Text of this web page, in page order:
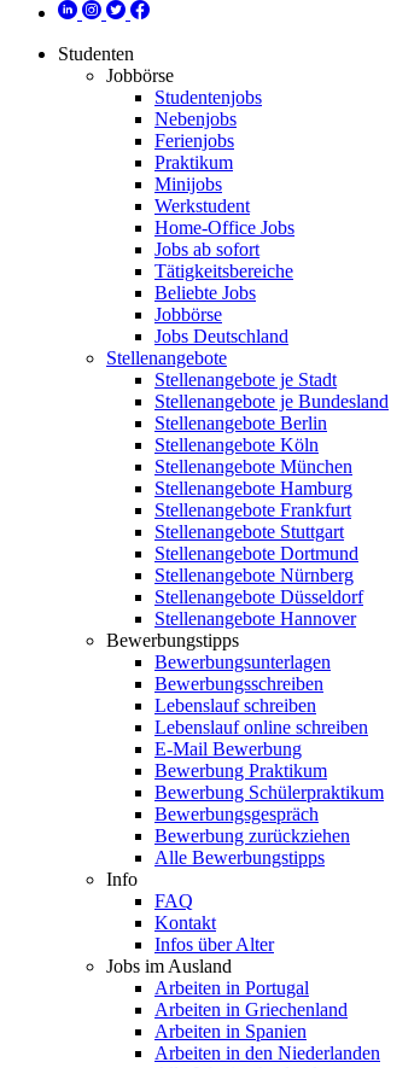
Studenten
Jobbörse
Studentenjobs
Nebenjobs
Ferienjobs
Praktikum
Minijobs
Werkstudent
Home-Office Jobs
Jobs ab sofort
Tätigkeitsbereiche
Beliebte Jobs
Jobbörse
Jobs Deutschland
Stellenangebote
Stellenangebote je Stadt
Stellenangebote je Bundesland
Stellenangebote Berlin
Stellenangebote Köln
Stellenangebote München
Stellenangebote Hamburg
Stellenangebote Frankfurt
Stellenangebote Stuttgart
Stellenangebote Dortmund
Stellenangebote Nürnberg
Stellenangebote Düsseldorf
Stellenangebote Hannover
Bewerbungstipps
Bewerbungsunterlagen
Bewerbungsschreiben
Lebenslauf schreiben
Lebenslauf online schreiben
E-Mail Bewerbung
Bewerbung Praktikum
Bewerbung Schülerpraktikum
Bewerbungsgespräch
Bewerbung zurückziehen
Alle Bewerbungstipps
Info
FAQ
Kontakt
Infos über Alter
Jobs im Ausland
Arbeiten in Portugal
Arbeiten in Griechenland
Arbeiten in Spanien
Arbeiten in den Niederlanden